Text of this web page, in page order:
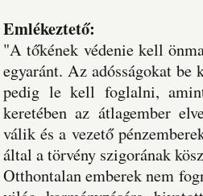
Emlékeztető:
"A tőkének védenie kell
egyaránt. Az adósságokat
pedig le kell foglalni,
keretében az átlagember
válik és a vezető
által a törvény szigorának
Otthontalan emberek nem